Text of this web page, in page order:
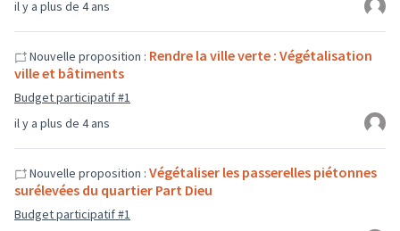
il y a plus de 4 ans
il y a plus de 4 ans
Nouvelle proposition : Rendre la ville verte : Végétalisation
ville et bâtiments
Budget participatif #1
Nouvelle proposition : Végétaliser les passerelles piétonnes
surélevées du quartier Part Dieu
Budget participatif #1